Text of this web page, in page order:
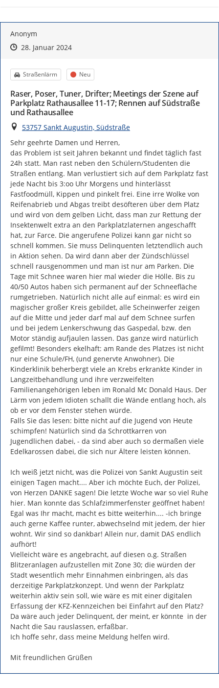
Anonym
Zeitpunkt des Erstellens
Zeitpunkt des Erstellens
28. Januar 2024Zur Äußerung
Kategorie
Straßenlärm Status
Neu
Raser, Poser, Tuner, Drifter; Meetings der Szene auf
Parkplatz Rathausallee 11-17; Rennen auf Südstraße
und Rathausallee
Ort
53757 Sankt Augustin, Südstraße
Sehr geehrte Damen und Herren,
das Problem ist seit Jahren bekannt und findet täglich fast
24h statt. Man rast neben den Schülern/Studenten die
Straßen entlang. Man verlustiert sich auf dem Parkplatz fast
jede Nacht bis 3:oo Uhr Morgens und hinterlässt
Fastfoodmüll, Kippen und pinkelt frei. Eine irre Wolke von
Reifenabrieb und Abgas treibt desöfteren über dem Platz
und wird von dem gelben Licht, dass man zur Rettung der
Insektenwelt extra an den Parkplatzlaternen angeschafft
hat, zur Farce. Die angerufene Polizei kann gar nicht so
schnell kommen. Sie muss Delinquenten letztendlich auch
in Aktion sehen. Da wird dann aber der Zündschlüssel
schnell rausgenommen und man ist nur am Parken. Die
Tage mit Schnee waren hier mal wieder die Hölle. Bis zu
40/50 Autos haben sich permanent auf der Schneefläche
rumgetrieben. Natürlich nicht alle auf einmal: es wird ein
magischer großer Kreis gebildet, alle Scheinwerfer zeigen
auf die Mitte und jeder darf mal auf dem Schnee surfen
und bei jedem Lenkerschwung das Gaspedal, bzw. den
Motor ständig aufjaulen lassen. Das ganze wird natürlich
gefilmt! Besonders ekelhaft: am Rande des Platzes ist nicht
nur eine Schule/FH, (und genervte Anwohner). Die
Kinderklinik beherbergt viele an Krebs erkrankte Kinder in
Langzeitbehandlung und ihre verzweifelten
Familienangehörigen leben im Ronald Mc Donald Haus. Der
Lärm von jedem Idioten schallt die Wände entlang hoch, als
ob er vor dem Fenster stehen würde.
Falls Sie das lesen: bitte nicht auf die Jugend von Heute
schimpfen! Natürlich sind da Schrottkarren von
Jugendlichen dabei, - da sind aber auch so dermaßen viele
Edelkarossen dabei, die sich nur Ältere leisten können.
Ich weiß jetzt nicht, was die Polizei von Sankt Augustin seit
einigen Tagen macht.... Aber ich möchte Euch, der Polizei,
von Herzen DANKE sagen! Die letzte Woche war so viel Ruhe
hier. Man konnte das Schlafzimmerfenster geöffnet haben!
Egal was Ihr macht, macht es bitte weiterhin.... -ich bringe
auch gerne Kaffee runter, abwechselnd mit jedem, der hier
wohnt. Wir sind so dankbar! Allein nur, damit DAS endlich
aufhört!
Vielleicht wäre es angebracht, auf diesen o.g. Straßen
Blitzeranlagen aufzustellen mit Zone 30; die würden der
Stadt wesentlich mehr Einnahmen einbringen, als das
derzeitige Parkplatzkonzept. Und wenn der Parkplatz
weiterhin aktiv sein soll, wie wäre es mit einer digitalen
Erfassung der KFZ-Kennzeichen bei Einfahrt auf den Platz?
Da wäre auch jeder Delinquent, der meint, er könnte  in der
Nacht die Sau rauslassen, erfaßbar.
Ich hoffe sehr, dass meine Meldung helfen wird.
Mit freundlichen Grüßen